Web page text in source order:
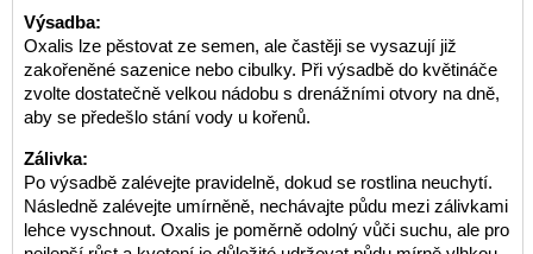
Výsadba:
Oxalis lze pěstovat ze semen, ale častěji se vysazují již
zakořeněné sazenice nebo cibulky. Při výsadbě do květináče
zvolte dostatečně velkou nádobu s drenážními otvory na dně,
aby se předešlo stání vody u kořenů.
Zálivka:
Po výsadbě zalévejte pravidelně, dokud se rostlina neuchytí.
Následně zalévejte umírněně, nechávajte půdu mezi zálivkami
lehce vyschnout. Oxalis je poměrně odolný vůči suchu, ale pro